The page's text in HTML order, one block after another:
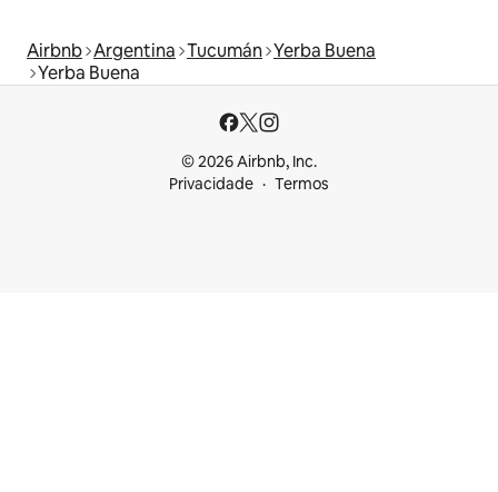
Airbnb Argentina Tucumán Yerba Buena
Yerba Buena
© 2026 Airbnb, Inc.
Privacidade
Termos